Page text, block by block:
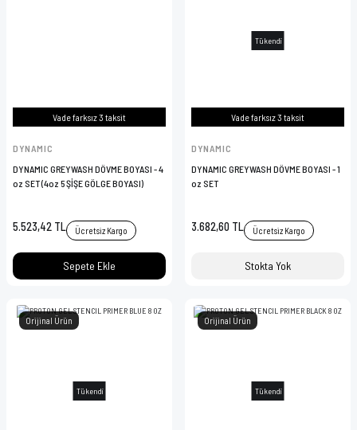
Vade farksız 3 taksit
DYNAMIC
DYNAMIC GREYWASH DÖVME BOYASI - 4
oz SET (4oz 5 ŞİŞE GÖLGE BOYASI)
5.523,42 TL Ücretsiz Kargo
Sepete Ekle
Tükendi
Vade farksız 3 taksit
DYNAMIC
DYNAMIC GREYWASH DÖVME BOYASI - 1
oz SET
3.682,60 TL Ücretsiz Kargo
Stokta Yok
Tükendi
Orijinal Ürün
Tükendi
Orijinal Ürün